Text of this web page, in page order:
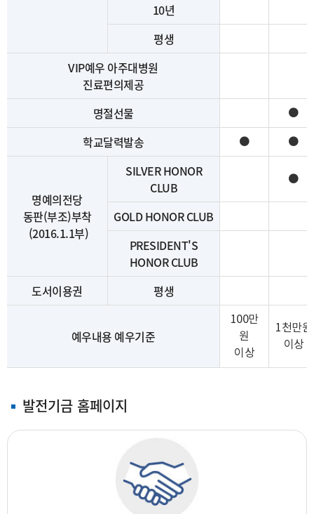
10년
평생
VIP예우 아주대병원
진료편의제공
명절선물
⚫
학교달력발송 ⚫ ⚫
명예의전당
동판(부조)부착
(2016.1.1부)
SILVER HONOR
CLUB
⚫
GOLD HONOR CLUB
PRESIDENT'S
HONOR CLUB
도서이용권
평생
예우내용 예우기준
100만
원
이상
1천만원
이상
발전기금 홈페이지